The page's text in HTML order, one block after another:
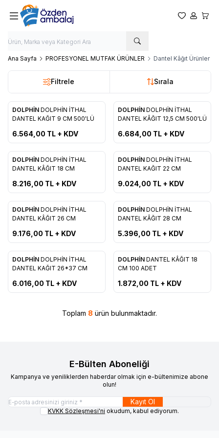
Favorilerim
Hesabım
Ana Sayfa PROFESYONEL MUTFAK ÜRÜNLER Dantel Kâğıt Ürünler
Filtrele Sırala
Favorilere Ekle
DOLPHİN DOLPHİN İTHAL
DANTEL KAĞIT 9 CM 500'LÜ
6.564,00 TL + KDV
Favorilere Ekle
DOLPHİN DOLPHİN İTHAL
DANTEL KÂĞIT 12,5 CM 500'LÜ
6.684,00 TL + KDV
Favorilere Ekle
DOLPHİN DOLPHİN İTHAL
DANTEL KÂĞIT 18 CM
8.216,00 TL + KDV
Favorilere Ekle
DOLPHİN DOLPHİN İTHAL
DANTEL KAĞIT 22 CM
9.024,00 TL + KDV
Favorilere Ekle
DOLPHİN DOLPHİN İTHAL
DANTEL KÂĞIT 26 CM
9.176,00 TL + KDV
Favorilere Ekle
DOLPHİN DOLPHİN İTHAL
DANTEL KÂĞIT 28 CM
5.396,00 TL + KDV
Favorilere Ekle
DOLPHİN DOLPHİN İTHAL
DANTEL KAĞIT 26*37 CM
6.016,00 TL + KDV
Yeni
Favorilere Ekle
DOLPHİN DANTEL KÂĞIT 18
CM 100 ADET
1.872,00 TL + KDV
Toplam 8 ürün bulunmaktadır.
E-Bülten Aboneliği
Kampanya ve yeniliklerden haberdar olmak için e-bültenimize abone
olun!
Kayıt Ol
KVKK Sözleşmesi'ni okudum, kabul ediyorum.